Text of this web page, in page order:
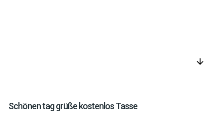
arrow_downward
Schönen tag grüße kostenlos Tasse